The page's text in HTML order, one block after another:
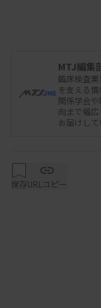
MTJ編集
臨床検査
を支える
関係学会
向まで幅
お届けして
保存URLコピー